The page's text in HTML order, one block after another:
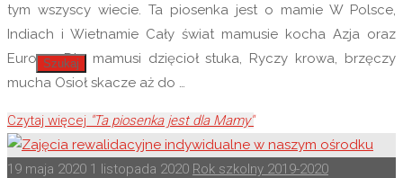
Szukaj
tym wszyscy wiecie. Ta piosenka jest o mamie W Polsce,
Indiach i Wietnamie Cały świat mamusie kocha Azja oraz
Europa. Dla mamusi dzięcioł stuka, Ryczy krowa, brzęczy
mucha Osioł skacze aż do …
Czytaj więcej "Ta piosenka jest dla Mamy"
19 maja 2020 1 listopada 2020 Rok szkolny 2019-2020